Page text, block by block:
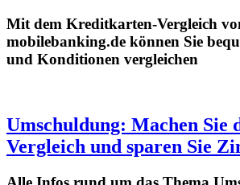
Mit dem Kreditkarten-Vergleich
mobilebanking.de können Sie
und Konditionen vergleichen
Umschuldung: Machen Sie
Vergleich und sparen Sie